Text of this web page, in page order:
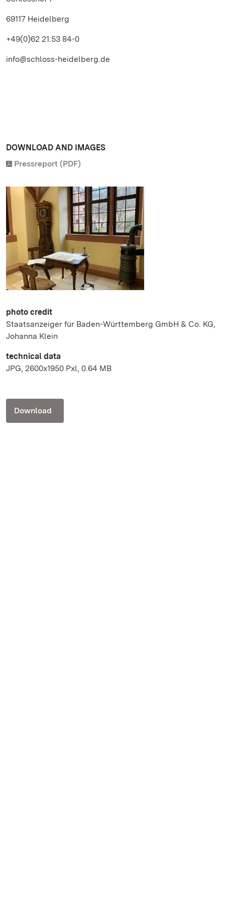
69117 Heidelberg
+49(0)62 21.53 84-0
info@schloss-heidelberg.de
DOWNLOAD AND IMAGES
Pressreport (PDF)
photo credit
Staatsanzeiger für Baden-Württemberg GmbH & Co. KG,
Johanna Klein
technical data
JPG, 2600x1950 Pxl, 0.64 MB
Download